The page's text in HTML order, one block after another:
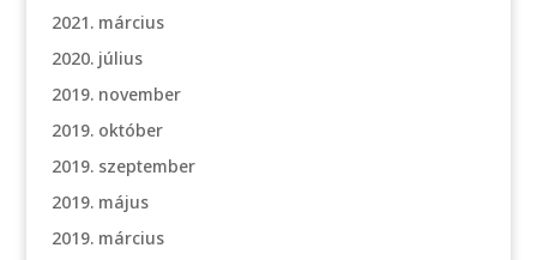
2021. március
2020. július
2019. november
2019. október
2019. szeptember
2019. május
2019. március